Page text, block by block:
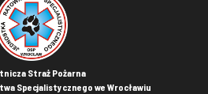
Straż Pożarna
Specjalistycznego we Wrocławiu